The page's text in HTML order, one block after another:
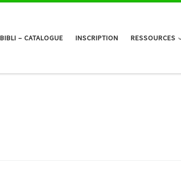
– CATALOGUE INSCRIPTION RESSOURCES